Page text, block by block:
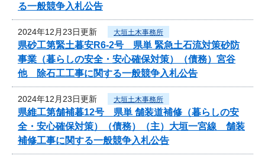
る一般競争入札公告
2024年12月23日更新 大垣土木事務所
県砂工第緊土暮安R6-2号 県単 緊急土石流対策砂防
事業（暮らしの安全・安心確保対策）（債務）宮谷
他 除石工工事に関する一般競争入札公告
2024年12月23日更新 大垣土木事務所
県維工第舗補暮12号 県単 舗装道補修（暮らしの安
全・安心確保対策）（債務）（主）大垣一宮線 舗装
補修工事に関する一般競争入札公告